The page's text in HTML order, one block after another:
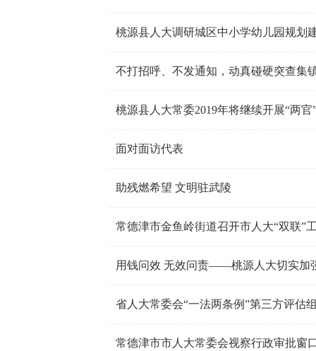
桃源县人大调研城区中小学幼儿园规划
不打招呼、不发通知，动真碰硬突查集
桃源县人大常委2019年将继续开展“两官
面对面访代表
助残燃希望 文明驻武陵
常德津市金鱼岭街道召开市人大“双联”
用钱问效 无效问责——桃源人大切实加
省人大常委会“一法两条例”第三方评估
常德津市市人大常委会视察行政审批窗